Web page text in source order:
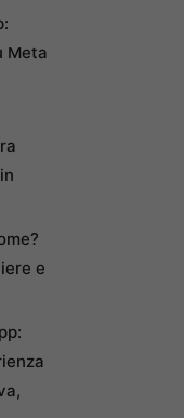
Meta
e